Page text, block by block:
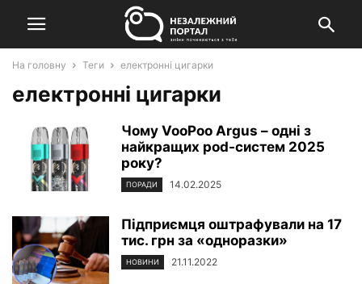
На головну Теги електронні цигарки
електронні цигарки
Чому VooPoo Argus – одні з
найкращих pod-систем 2025
року?
ПОРАДИ 14.02.2025
Підприємця оштрафували на 17
тис. грн за «одноразки»
НОВИНИ 21.11.2022